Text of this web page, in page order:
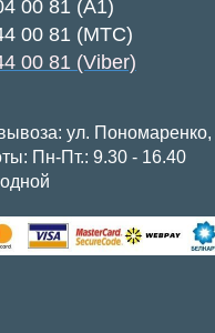
00 81 (А1)
00 81 (МТС)
00 81 (Viber)
ул.
Пн-Пт.: 9.30 - 16.40